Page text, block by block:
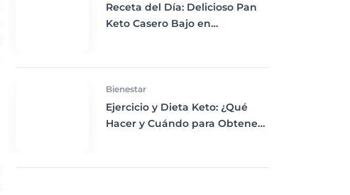
Receta del Día: Delicioso Pan
Keto Casero Bajo en
Bienestar
Ejercicio y Dieta Keto: ¿Qué
Hacer y Cuándo para Obtener